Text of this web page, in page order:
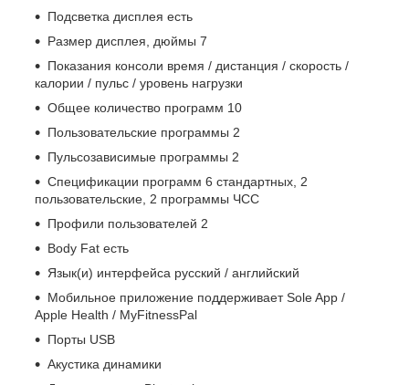
Подсветка дисплея есть
Размер дисплея, дюймы 7
Показания консоли время / дистанция / скорость /
калории / пульс / уровень нагрузки
Общее количество программ 10
Пользовательские программы 2
Пульсозависимые программы 2
Спецификации программ 6 стандартных, 2
пользовательские, 2 программы ЧСС
Профили пользователей 2
Body Fat есть
Язык(и) интерфейса русский / английский
Мобильное приложение поддерживает Sole App /
Apple Health / MyFitnessPal
Порты USB
Акустика динамики